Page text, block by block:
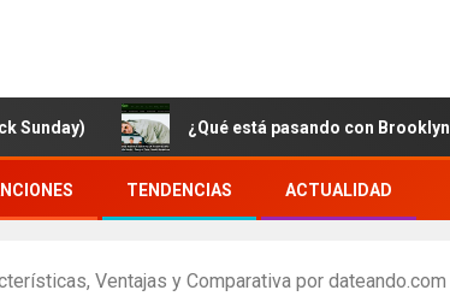
¿Qué está pasando con Brooklyn Vegan?
TENDENCIAS ACTUALIDAD
Ventajas y Comparativa por dateando.com